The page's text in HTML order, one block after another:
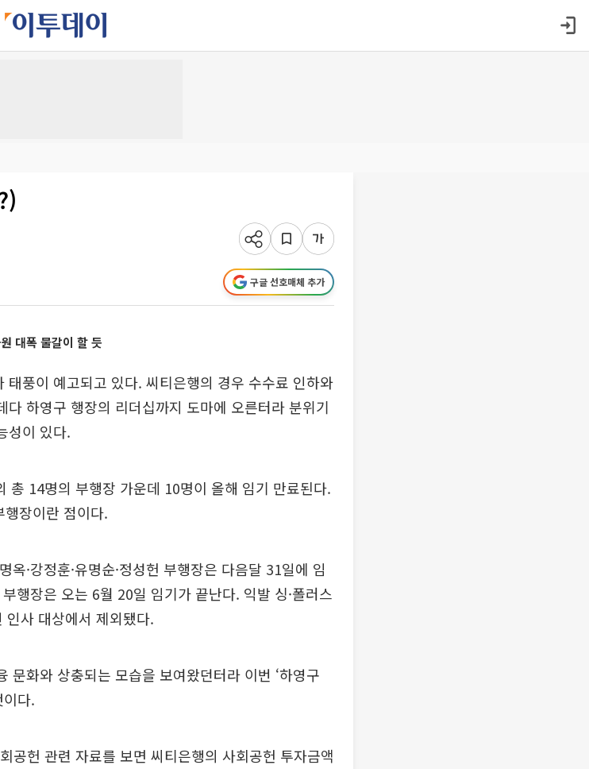
구글 선호매체 추가
대폭 물갈이 할 듯
태풍이 예고되고 있다. 씨티은행의 경우 수수료 인하와
하영구 행장의 리더십까지 도마에 오른터라 분위기
성이 있다.
총 14명의 부행장 가운데 10명이 올해 임기 만료된다.
장이란 점이다.
옥·강정훈·유명순·정성헌 부행장은 다음달 31일에 임
행장은 오는 6월 20일 임기가 끝난다. 익발 싱·폴러스
인사 대상에서 제외됐다.
문화와 상충되는 모습을 보여왔던터라 이번 ‘하영구
다.
공헌 관련 자료를 보면 씨티은행의 사회공헌 투자금액